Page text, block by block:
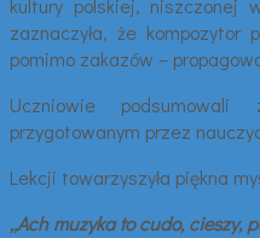
kultury polskiej, niszczonej
zaznaczyła, że
pomimo zakazów –
Uczniowie
przygotowanym przez
Lekcji towarzyszyła piękna
„Ach muzyka to cudo, cieszy,